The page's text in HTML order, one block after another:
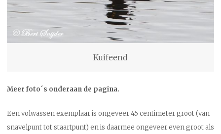
Kuifeend
Meer foto´s onderaan de pagina.
Een volwassen exemplaar is ongeveer 45 centimeter groot (van
snavelpunt tot staartpunt) en is daarmee ongeveer even groot als